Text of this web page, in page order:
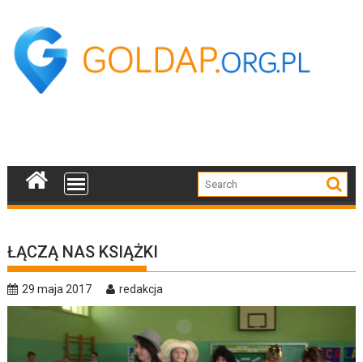
content
ŁĄCZĄ NAS KSIĄŻKI
29 maja 2017 redakcja